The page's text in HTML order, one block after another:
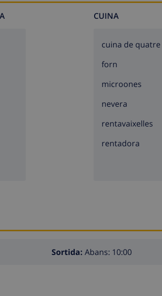
CUINA
cuina de
forn
microones
nevera
rentavaixelles
rentadora
Sortida: Abans: 10:00